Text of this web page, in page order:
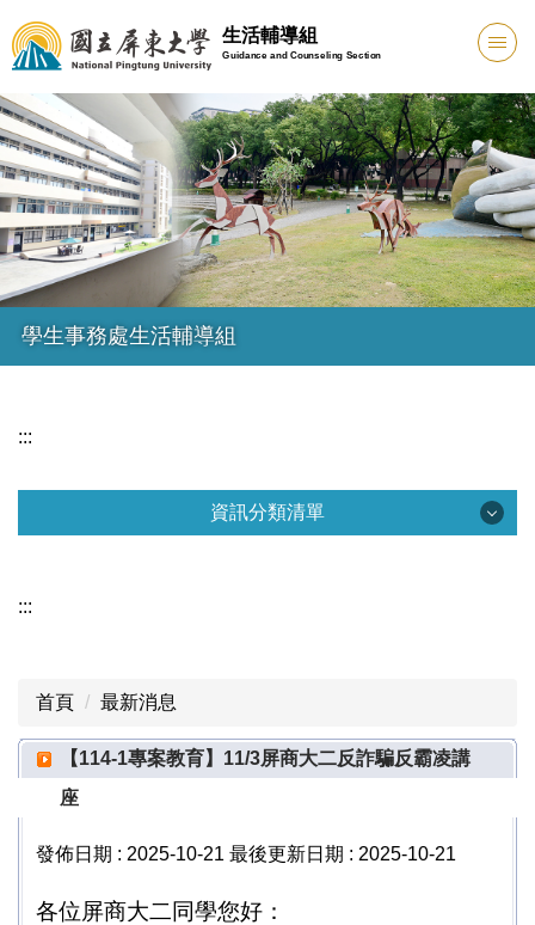
跳
到
主
要
內
容
區
生活輔導組
Guidance and Counseling Section
學生事務處生活輔導組
:::
資訊分類清單
生輔組相關法規
表單下載
服務項目
學生宿舍專區
:::
首頁 最新消息
【114-1專案教育】11/3屏商大二反詐騙反霸凌講
座
發佈日期 : 2025-10-21 最後更新日期 : 2025-10-21
各位屏商大二同學您好：